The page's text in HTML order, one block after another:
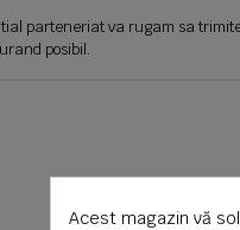
parteneriat va rugam sa
posibil.
Acest magazin vă